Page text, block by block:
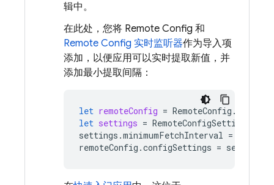
辑中。
在此处，您将 Remote Config 和
Remote Config 实时监听器作为导入项
添加，以便应用可以实时提取新值，并
添加最小提取间隔：
let remoteConfig = RemoteConfig .
let settings = RemoteConfigSettings
settings .minimumFetchInterval =
remoteConfig .configSettings = settings